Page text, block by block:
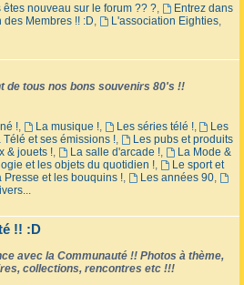
êtes nouveau sur le forum ?? ?,
Entrez dans
Membres !! :D, L'association Eighties,
de tous nos bons souvenirs 80's !!
!, La musique !, Les séries télé !,
Les
Télé et ses émissions !,
Les pubs et produits
& jouets !, La salle d'arcade !,
La Mode &
et les objets du quotidien !,
Le sport et
Presse et les bouquins !, Les années 90,
!! :D
avec la Communauté !! Photos à thème,
collections, rencontres etc !!!